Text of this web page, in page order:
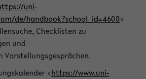
uni-
de/handbook?school_id=4600>
Checklisten zu
und
Vorstellungsgesprächen.
<https://www.uni-